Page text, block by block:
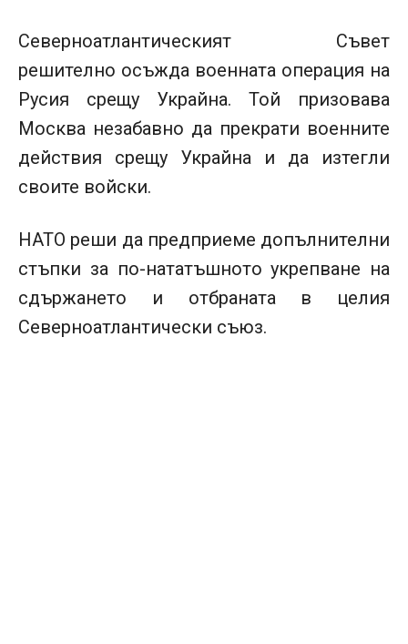
Северноатлантическият Съвет
решително осъжда военната операция на
Русия срещу Украйна. Той призовава
Москва незабавно да прекрати военните
действия срещу Украйна и да изтегли
своите войски.
НАТО реши да предприеме допълнителни
стъпки за по-нататъшното укрепване на
сдържането и отбраната в целия
Северноатлантически съюз.